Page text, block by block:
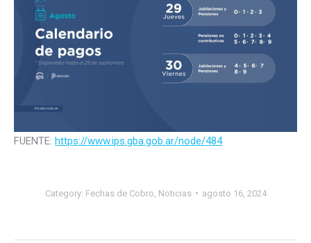
FUENTE: https://www.ips.gba.gob.ar/node/484
Category: Fechas de Cobro Noticias agosto 16, 2024